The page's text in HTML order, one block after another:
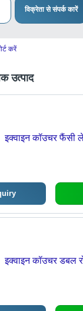
विक्रेता से संपर्क कारें
करें
उत्पाद
इक्वाइन कॉउचर फैंसी
इक्वाइन कॉउचर डबल